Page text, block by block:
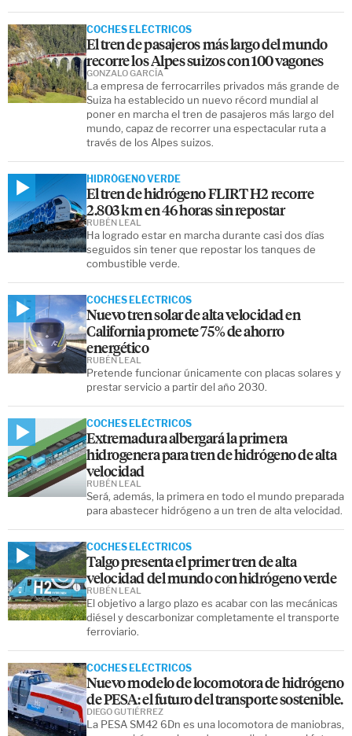
COCHES ELÉCTRICOS
El tren de pasajeros más largo del mundo
recorre los Alpes suizos con 100 vagones
La empresa de ferrocarriles privados más grande de
Suiza ha establecido un nuevo récord mundial al
poner en marcha el tren de pasajeros más largo del
mundo, capaz de recorrer una espectacular ruta a
través de los Alpes suizos.
GONZALO GARCÍA
HIDRÓGENO VERDE
El tren de hidrógeno FLIRT H2 recorre
2.803 km en 46 horas sin repostar
Ha logrado estar en marcha durante casi dos días
seguidos sin tener que repostar los tanques de
combustible verde.
RUBÉN LEAL
COCHES ELÉCTRICOS
Nuevo tren solar de alta velocidad en
California promete 75% de ahorro
energético
Pretende funcionar únicamente con placas solares y
prestar servicio a partir del año 2030.
RUBÉN LEAL
COCHES ELÉCTRICOS
Extremadura albergará la primera
hidrogenera para tren de hidrógeno de alta
velocidad
Será, además, la primera en todo el mundo preparada
para abastecer hidrógeno a un tren de alta velocidad.
RUBÉN LEAL
COCHES ELÉCTRICOS
Talgo presenta el primer tren de alta
velocidad del mundo con hidrógeno verde
El objetivo a largo plazo es acabar con las mecánicas
diésel y descarbonizar completamente el transporte
ferroviario.
RUBÉN LEAL
COCHES ELÉCTRICOS
Nuevo modelo de locomotora de hidrógeno
de PESA: el futuro del transporte sostenible.
La PESA SM42 6Dn es una locomotora de maniobras,
DIEGO GUTIÉRREZ